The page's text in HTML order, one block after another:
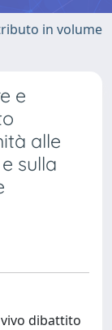
in volume
e
alle
sulla
dibattito